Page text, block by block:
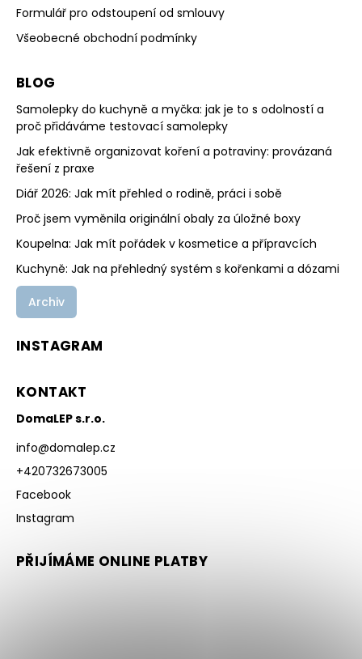
Formulář pro odstoupení od smlouvy
Všeobecné obchodní podmínky
BLOG
Samolepky do kuchyně a myčka: jak je to s odolností a
proč přidáváme testovací samolepky
Jak efektivně organizovat koření a potraviny: provázaná
řešení z praxe
Diář 2026: Jak mít přehled o rodině, práci i sobě
Proč jsem vyměnila originální obaly za úložné boxy
Koupelna: Jak mít pořádek v kosmetice a přípravcích
Kuchyně: Jak na přehledný systém s kořenkami a dózami
Archiv
INSTAGRAM
KONTAKT
DomaLEP s.r.o.
info@domalep.cz
+420732673005
Facebook
Instagram
PŘIJÍMÁME ONLINE PLATBY